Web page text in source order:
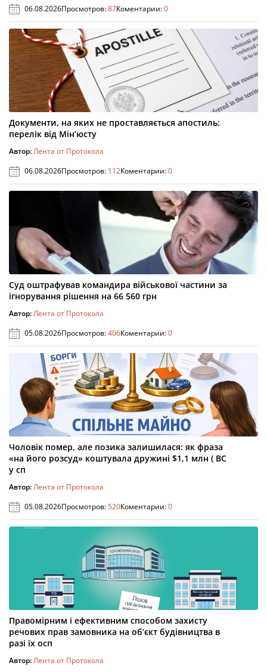
06.08.2026Просмотров:87Коментарии:0
Документи, на яких не проставляється апостиль:
перелік від Мін’юсту
Автор:Лента от Протокола
06.08.2026Просмотров: 112Коментарии:0
Суд оштрафував командира військової частини за
ігнорування рішення на 66 560 грн
Автор:Лента от Протокола
05.08.2026Просмотров:406Коментарии:0
Чоловік помер, але позика залишилася: як фраза
«на його розсуд» коштувала дружині $1,1 млн ( ВС
у сп
Автор:Лента от Протокола
05.08.2026Просмотров:520Коментарии:0
Правомірним і ефективним способом захисту
речових прав замовника на об’єкт будівництва в
разі їх осп
Автор:Лента от Протокола